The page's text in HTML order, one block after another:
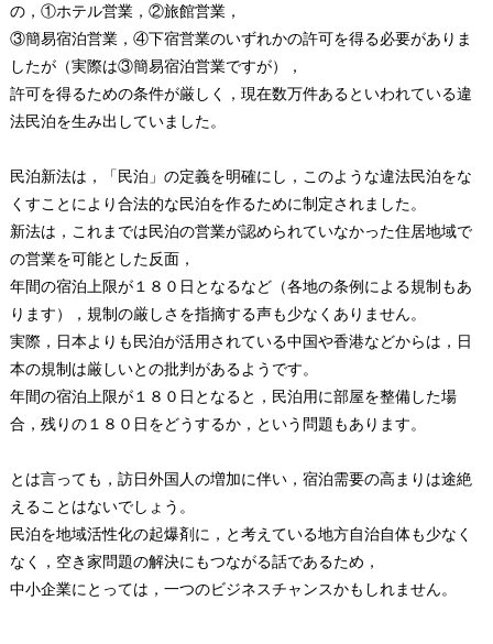
の，①ホテル営業，②旅館営業，
③簡易宿泊営業，④下宿営業のいずれかの許可を得る必要がありま
したが（実際は③簡易宿泊営業ですが），
許可を得るための条件が厳しく，現在数万件あるといわれている違
法民泊を生み出していました。
民泊新法は，「民泊」の定義を明確にし，このような違法民泊をな
くすことにより合法的な民泊を作るために制定されました。
新法は，これまでは民泊の営業が認められていなかった住居地域で
の営業を可能とした反面，
年間の宿泊上限が１８０日となるなど（各地の条例による規制もあ
ります），規制の厳しさを指摘する声も少なくありません。
実際，日本よりも民泊が活用されている中国や香港などからは，日
本の規制は厳しいとの批判があるようです。
年間の宿泊上限が１８０日となると，民泊用に部屋を整備した場
合，残りの１８０日をどうするか，という問題もあります。
とは言っても，訪日外国人の増加に伴い，宿泊需要の高まりは途絶
えることはないでしょう。
民泊を地域活性化の起爆剤に，と考えている地方自治自体も少なく
なく，空き家問題の解決にもつながる話であるため，
中小企業にとっては，一つのビジネスチャンスかもしれません。